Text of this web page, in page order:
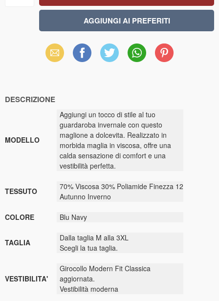
Email Facebook X WhatsAppPinterest
DESCRIZIONE
MODELLO
Aggiungi un tocco di stile al tuo
guardaroba invernale con questo
maglione a dolcevita. Realizzato in
morbida maglia in viscosa, offre una
calda sensazione di comfort e una
vestibilità perfetta.
TESSUTO
70% Viscosa 30% Poliamide Finezza 12
Autunno Inverno
COLORE Blu Navy
TAGLIA
Dalla taglia M alla 3XL
Scegli la tua taglia.
VESTIBILITA'
Girocollo Modern Fit Classica
aggiornata.
Vestibilità moderna